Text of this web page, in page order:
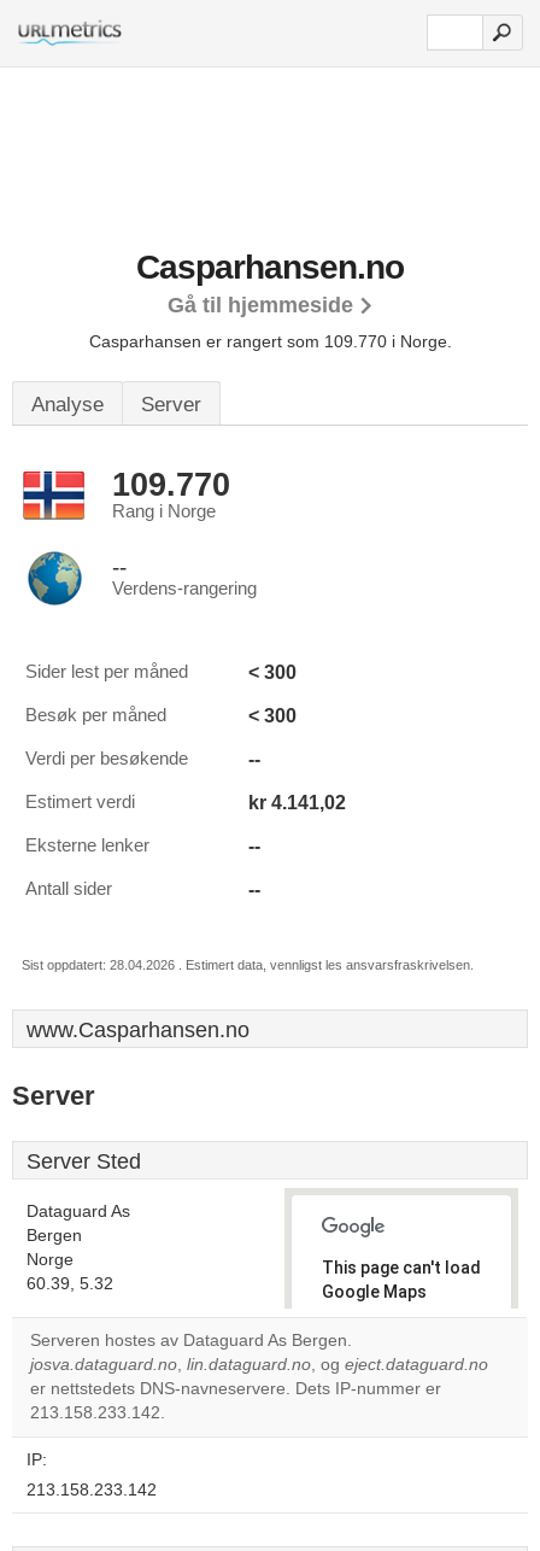
Casparhansen.no
Gå til hjemmeside
Casparhansen er rangert som 109.770 i Norge.
Analyse Server
109.770
Rang i Norge
--
Verdens-rangering
Sider lest per måned < 300
Besøk per måned < 300
Verdi per besøkende --
Estimert verdi kr 4.141,02
Eksterne lenker --
Antall sider --
Sist oppdatert: 28.04.2026 . Estimert data, vennligst les ansvarsfraskrivelsen.
www.Casparhansen.no
Server
Server Sted
Dataguard As
Bergen
Norge
60.39, 5.32
This page can't load
Google Maps
correctly.
Do you
own this
Serveren hostes av Dataguard As Bergen.
josva.dataguard.no, lin.dataguard.no, og eject.dataguard.no
er nettstedets DNS-navneservere. Dets IP-nummer er
213.158.233.142.
IP:
213.158.233.142